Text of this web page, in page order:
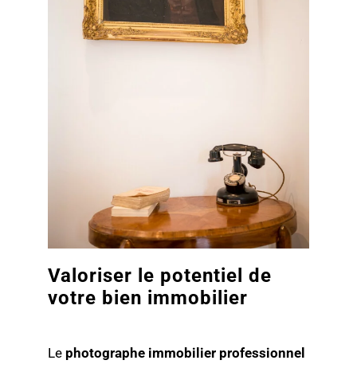
Valoriser le potentiel de
votre bien immobilier
Le photographe immobilier professionnel